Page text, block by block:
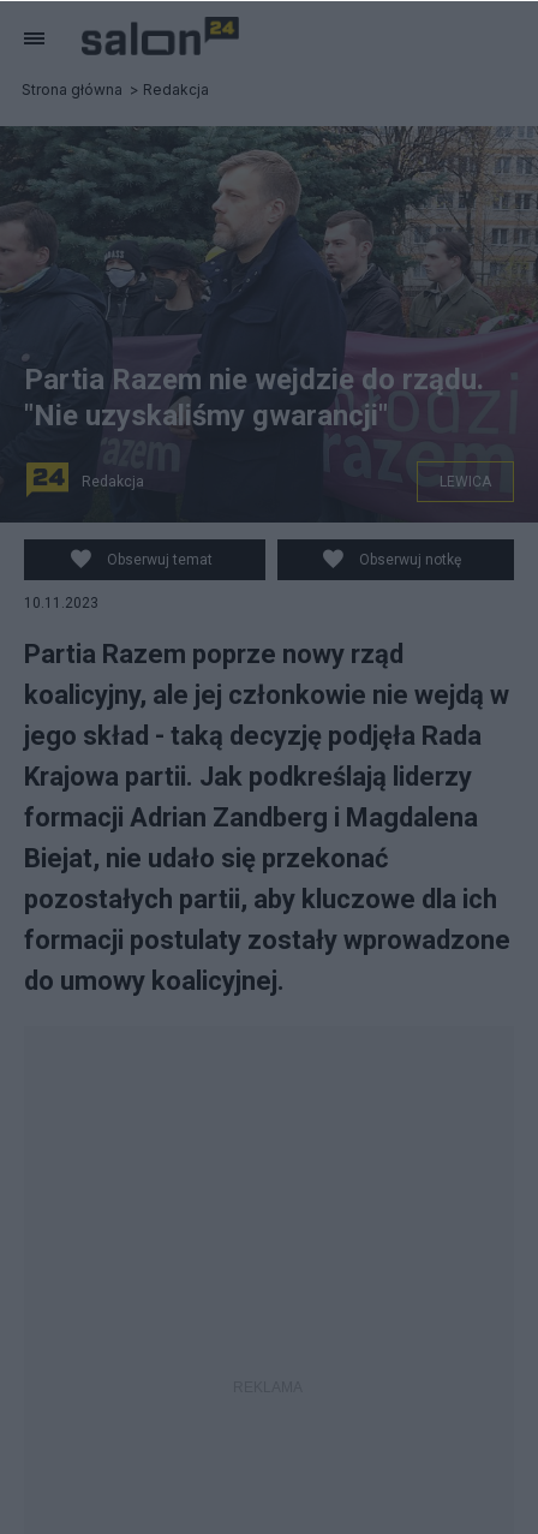
Strona główna Redakcja
Adrian Zandberg. Fot. commons.wikimedia.org
Partia Razem nie wejdzie do rządu.
"Nie uzyskaliśmy gwarancji"
Redakcja LEWICA
Obserwuj temat Obserwuj notkę
10.11.2023
Partia Razem poprze nowy rząd
koalicyjny, ale jej członkowie nie wejdą w
jego skład - taką decyzję podjęła Rada
Krajowa partii. Jak podkreślają liderzy
formacji Adrian Zandberg i Magdalena
Biejat, nie udało się przekonać
pozostałych partii, aby kluczowe dla ich
formacji postulaty zostały wprowadzone
do umowy koalicyjnej.